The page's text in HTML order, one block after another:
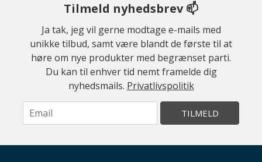
Tilmeld nyhedsbrev 📫
Ja tak, jeg vil gerne modtage e-mails med
unikke tilbud, samt være blandt de første til at
høre om nye produkter med begrænset parti.
Du kan til enhver tid nemt framelde dig
nyhedsmails. Privatlivspolitik
TILMELD